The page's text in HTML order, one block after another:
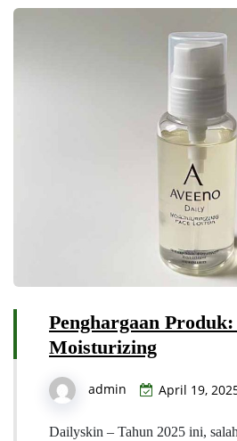
Penghargaan
Moisturizing
admin April 19,
Dailyskin – Tahun 2025 ini,